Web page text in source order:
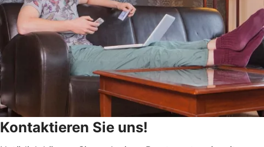
Kontaktieren Sie uns!